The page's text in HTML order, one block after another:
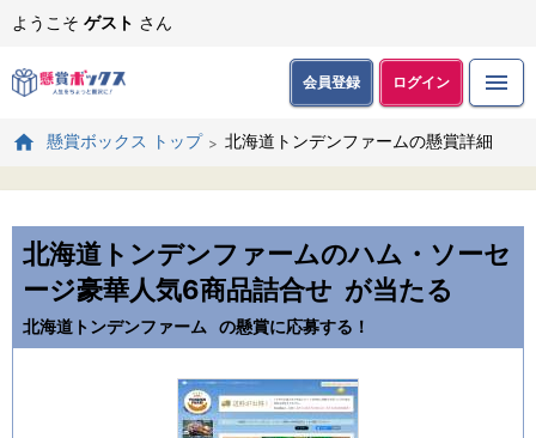
ようこそ ゲスト さん
会員登録 ログイン
懸賞ボックス トップ 北海道トンデンファームの懸賞詳細
北海道トンデンファームのハム・ソーセ
ージ豪華人気6商品詰合せ が当たる
北海道トンデンファーム の懸賞に応募する！